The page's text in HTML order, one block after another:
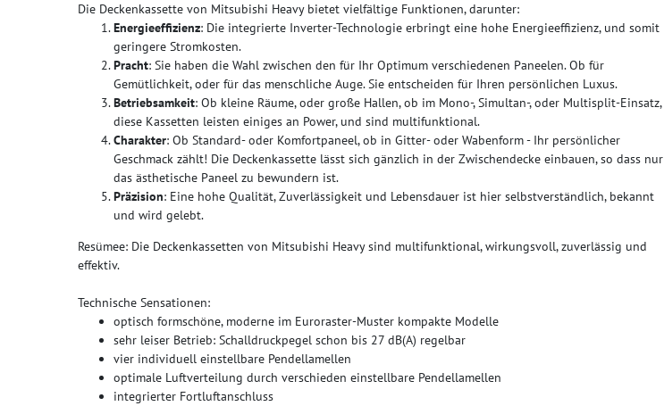
Die Deckenkassette von Mitsubishi Heavy bietet vielfältige Funktionen, darunter:
Energieeffizienz: Die integrierte Inverter-Technologie erbringt eine hohe Energieeffizienz, und somit
geringere Stromkosten.
Pracht: Sie haben die Wahl zwischen den für Ihr Optimum verschiedenen Paneelen. Ob für
Gemütlichkeit, oder für das menschliche Auge. Sie entscheiden für Ihren persönlichen Luxus.
Betriebsamkeit: Ob kleine Räume, oder große Hallen, ob im Mono-, Simultan-, oder Multisplit-Einsatz,
diese Kassetten leisten einiges an Power, und sind multifunktional.
Charakter: Ob Standard- oder Komfortpaneel, ob in Gitter- oder Wabenform - Ihr persönlicher
Geschmack zählt! Die Deckenkassette lässt sich gänzlich in der Zwischendecke einbauen, so dass nur
das ästhetische Paneel zu bewundern ist.
Präzision: Eine hohe Qualität, Zuverlässigkeit und Lebensdauer ist hier selbstverständlich, bekannt
und wird gelebt.
Resümee: Die Deckenkassetten von Mitsubishi Heavy sind multifunktional, wirkungsvoll, zuverlässig und
effektiv.
Technische Sensationen:
optisch formschöne, moderne im Euroraster-Muster kompakte Modelle
sehr leiser Betrieb: Schalldruckpegel schon bis 27 dB(A) regelbar
vier individuell einstellbare Pendellamellen
optimale Luftverteilung durch verschieden einstellbare Pendellamellen
integrierter Fortluftanschluss